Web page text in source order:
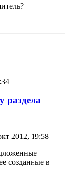
раздела
2012, 19:58
созданные в